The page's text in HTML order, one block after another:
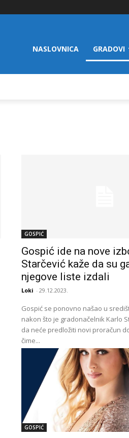
NASLOVNICA GRADOVI
GOSPIĆ
Gospić ide na nove
Starčević kaže da su
njegove liste izdali
Loki - 29.12.2023.
Gospić se ponovno našao u
nakon što je gradonačelnik Karlo
da neće predložiti novi proračun
čime...
GOSPIĆ